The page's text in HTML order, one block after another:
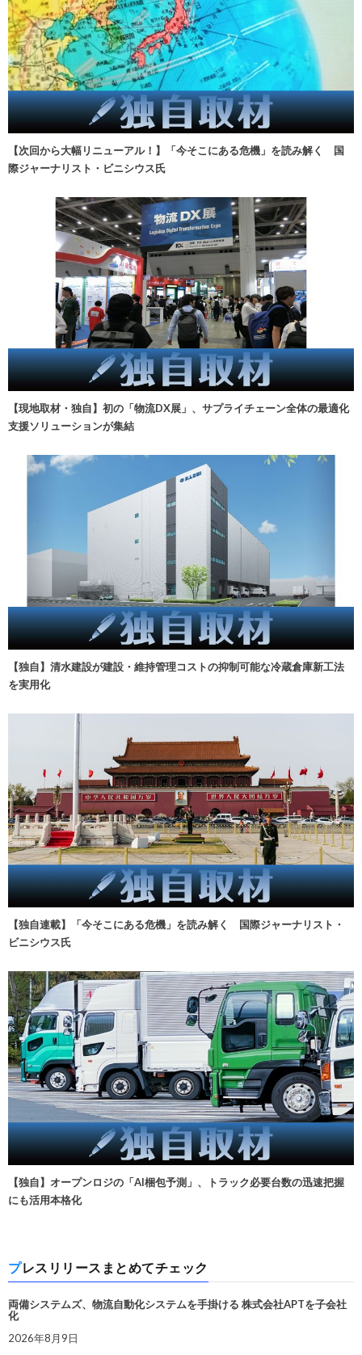
【次回から大幅リニューアル！】「今そこにある危機」を読み解く 国
際ジャーナリスト・ビニシウス氏
【現地取材・独自】初の「物流DX展」、サプライチェーン全体の最適化
支援ソリューションが集結
【独自】清水建設が建設・維持管理コストの抑制可能な冷蔵倉庫新工法
を実用化
【独自連載】「今そこにある危機」を読み解く 国際ジャーナリスト・
ビニシウス氏
【独自】オープンロジの「AI梱包予測」、トラック必要台数の迅速把握
にも活用本格化
プレスリリースまとめてチェック
両備システムズ、物流自動化システムを手掛ける 株式会社APTを子会社
化
2026年8月9日